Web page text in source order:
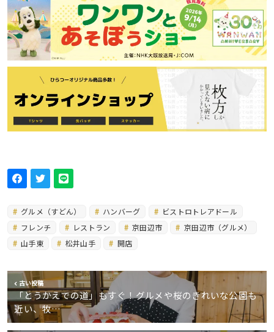
グルメ（すどん） ハンバーグ
ビストロトレアドール
フレンチ
レストラン 京田辺市
京田辺市（グルメ）
山手東
松井山手 開店
古い投稿
「とうかえでの道」もすぐ！グルメや桜のきれいな公園も
近い、牧…